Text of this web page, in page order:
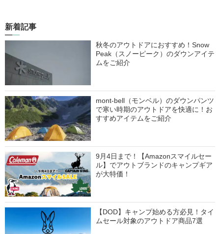
新着記事
秋冬のアウトドアにおすすめ！Snow
Peak（スノーピーク）のダウンアイテ
ムをご紹介
mont-bell（モンベル）のダウンパンツ
で寒い時期のアウトドアを快適に！お
すすめアイテムをご紹介
9月4日まで！【Amazonスマイルセー
ル】でアウトブランドのキャンプギア
が大特価！
【DOD】キャンプ始める方必見！タイ
ムセール対象のアウトドア商品7選